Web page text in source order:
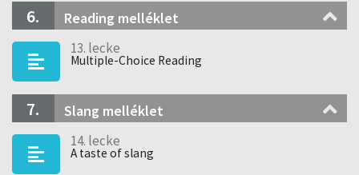
6. Reading melléklet
13. lecke
Multiple-Choice Reading
7. Slang melléklet
14. lecke
A taste of slang